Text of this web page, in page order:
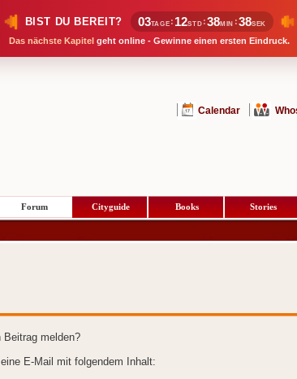
BIST DU BEREIT? 03TAGE : 12STD :38MIN :38SEK
Das nächste Kapitel geht online - Gewinne einen ersten Eindruck.
Calendar
Forum Cityguide Books Stories
Beitrag melden?
E-Mail mit folgendem Inhalt: